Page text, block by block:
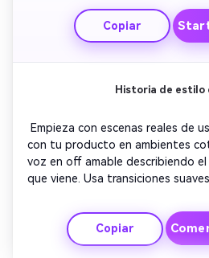
mensaje de agradecimiento y
de la marca con música festiva.
Copiar
Historia de estilo
Empieza con escenas reales de
con tu producto en ambientes
voz en off amable describiendo el
que viene. Usa transiciones
anunciando la actualización.
emocional y un llamado a la
espectadores conozcan más.
Copiar